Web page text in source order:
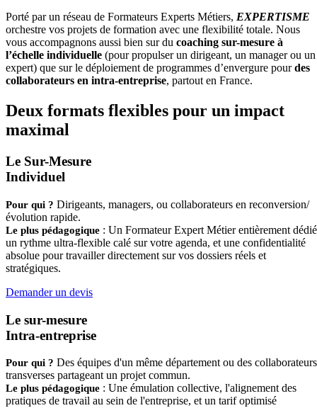
Porté par un réseau de Formateurs Experts Métiers, EXPERTISME
orchestre vos projets de formation avec une flexibilité totale. Nous
vous accompagnons aussi bien sur du coaching sur-mesure à
l’échelle individuelle (pour propulser un dirigeant, un manager ou un
expert) que sur le déploiement de programmes d’envergure pourdes
collaborateurs en intra-entreprise, partout en France.
Deux formats flexibles pour un impact
maximal
Le Sur-Mesure
Individuel
Pour qui ? Dirigeants, managers, ou collaborateurs en reconversion/
évolution rapide.
Le plus pédagogique : Un Formateur Expert Métier entièrement
un rythme ultra-flexible calé sur votre agenda, et une confidentialité
absolue pour travailler directement sur vos dossiers réels et
stratégiques.
Demander un devis
Le sur-mesure
Intra-entreprise
Pour qui ? Des équipes d'un même département ou des collaborateurs
transverses partageant un projet commun.
Le plus pédagogique : Une émulation collective, l'alignement des
pratiques de travail au sein de l'entreprise, et un tarif optimisé